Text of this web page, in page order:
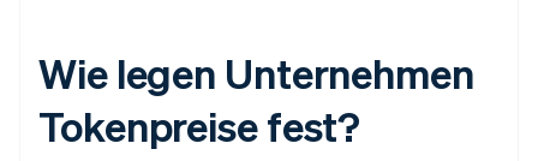
Wie legen Unternehmen
Tokenpreise fest?